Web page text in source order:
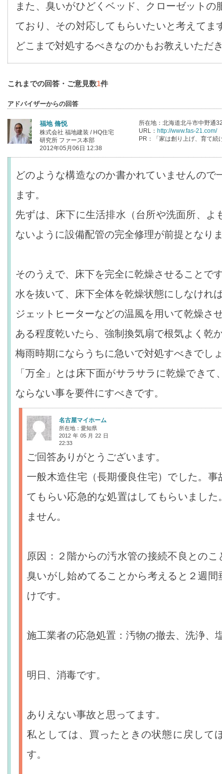
また、臭いがひどくベッド、クローゼットの
ており、その対応してもらいたいと考えてま
どこまで対処するべきなのかもお教えいただ
これまでの回答・ご意見数1件
アドバイザーからの回答
福地 脩悦
株式会社 福地建装 / HQ住宅
研究所 ファース本部
2012年05月06日 12:38
所在地：北海道北斗市中野通
URL： http://www.fas-21.com/
PR：「家は創り上げ、育て
どのような構造なのか書かれていませんので
ます。
先ずは、床下に生活排水（台所や洗面所、よ
ないように設備配管の完全修理が前提となり
そのうえで、床下を完全に乾燥させることで
水を抜いて、床下全体を乾燥状態にしなけれ
ジェットヒーターなどの温風を用いて乾燥さ
ある程度乾いたら、強制換気扇で根気よく乾
梅雨時期にならうちに急いで対処すべきでし
「万全」とは床下面がサラサラに乾燥でき
ならない事を要件にすべきです。
名古屋マイホーム
所在地：愛知県
2012年05月22日
22:33
ご回答ありがとうございます。
一般木造住宅（長期優良住宅）でした。
てもらい応急的な処置はしてもらいまし
ません。
原因：２階からの汚水管の接続不良との
臭いがし始めてることから考えると２週
けです。
施工業者の応急処置：汚物の撤去、洗浄、
明日、消毒です。
ありえない事故と思ってます。
私としては、買ったときの状態に戻して
す。